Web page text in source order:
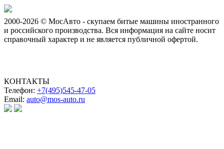
2000-2026 © МосАвто - скупаем битые машины иностранного
и российского производства. Вся информация на сайте носит
справочный характер и не является публичной офертой.
КОНТАКТЫ
Телефон: +7(495)545-47-05
Email: auto@mos-auto.ru